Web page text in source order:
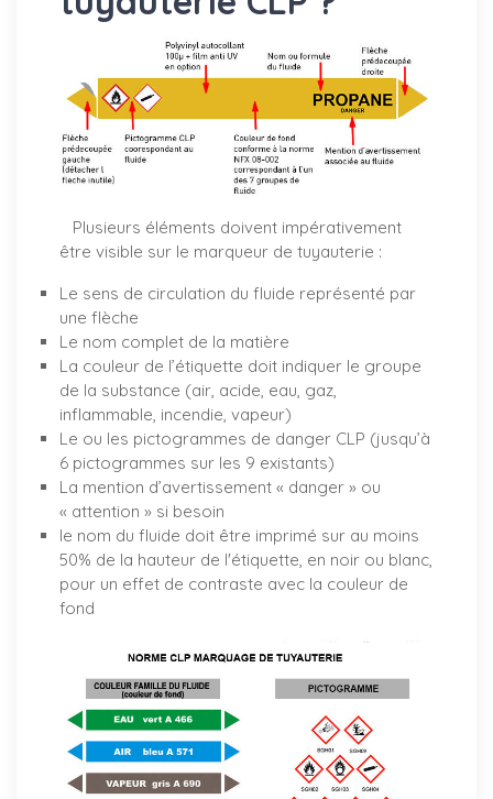
Plusieurs éléments doivent impérativement
être visible sur le marqueur de tuyauterie :
Le sens de circulation du fluide représenté par
une flèche
Le nom complet de la matière
La couleur de l’étiquette doit indiquer le groupe
de la substance (air, acide, eau, gaz,
inflammable, incendie, vapeur)
Le ou les pictogrammes de danger CLP (jusqu’à
6 pictogrammes sur les 9 existants)
La mention d’avertissement « danger » ou
« attention » si besoin
le nom du fluide doit être imprimé sur au moins
50% de la hauteur de l'étiquette, en noir ou blanc,
pour un effet de contraste avec la couleur de
fond